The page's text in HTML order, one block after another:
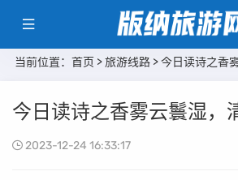
当前位置： 首页 >旅游线路 > 今日读诗之香
今日读诗之香雾云鬟湿，
2023-12-24 16:33:17